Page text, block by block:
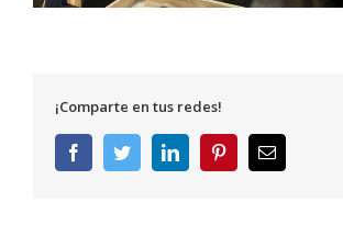
¡Comparte en tus redes!
FacebookTwitterLinkedInPinterestCorreo
electrónico